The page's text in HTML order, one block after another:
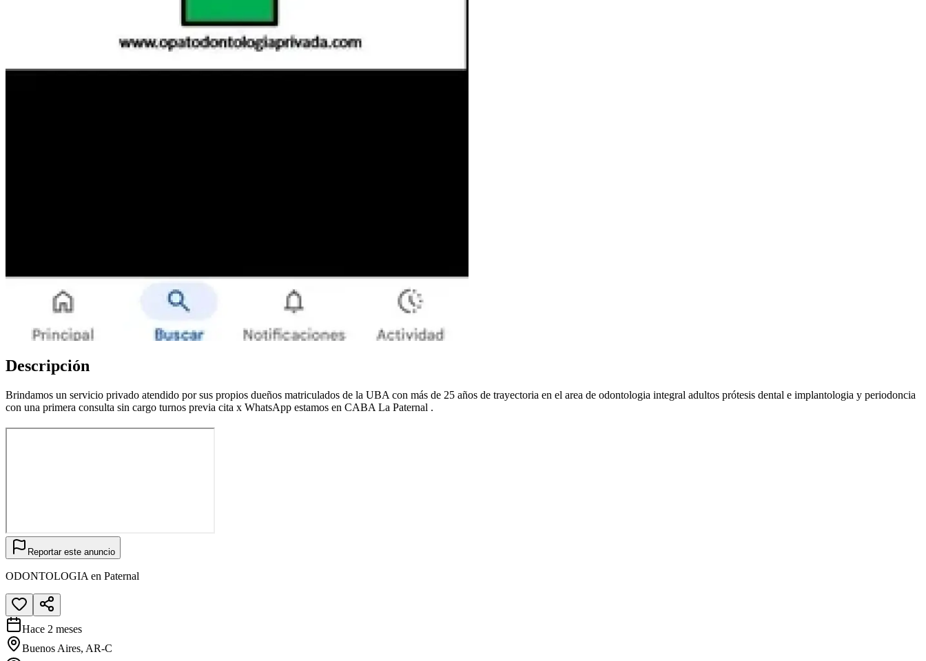
Descripción
Brindamos un servicio privado atendido por sus propios dueños matriculados de la UBA con más de 25 años de trayectoria en el area de odontologia integral adultos prótesis dental e implantologia y periodoncia
con una primera consulta sin cargo turnos previa cita x WhatsApp estamos en CABA La Paternal .
Reportar este anuncio
ODONTOLOGIA en Paternal
Hace 2 meses
Buenos Aires, AR-C